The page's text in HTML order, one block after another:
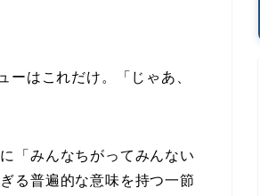
ーはこれだけ。「じゃあ、
「みんなちがってみんない
る普遍的な意味を持つ一節